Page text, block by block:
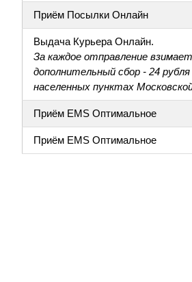
Приём Посылки Онлайн
Выдача Курьера Онлайн.
За каждое отправление
дополнительный сбор - 24
населенных пунктах
Приём EMS Оптимальное
Приём EMS Оптимальное